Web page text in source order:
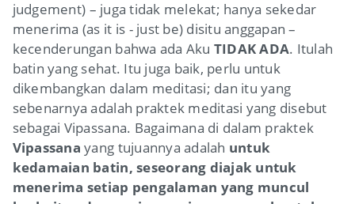
judgement) – juga tidak melekat; hanya sekedar
menerima (as it is - just be) disitu anggapan –
kecenderungan bahwa ada Aku TIDAK ADA. Itulah
batin yang sehat. Itu juga baik, perlu untuk
dikembangkan dalam meditasi; dan itu yang
sebenarnya adalah praktek meditasi yang disebut
sebagai Vipassana. Bagaimana di dalam praktek
Vipassana yang tujuannya adalah untuk
kedamaian batin, seseorang diajak untuk
menerima setiap pengalaman yang muncul